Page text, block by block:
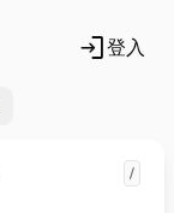
login登入
/